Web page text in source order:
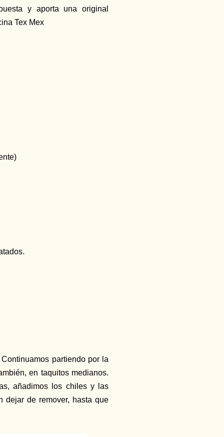
y aporta una original
Tex Mex
partiendo por la
en taquitos medianos.
añadimos los chiles y las
dejar de remover, hasta que